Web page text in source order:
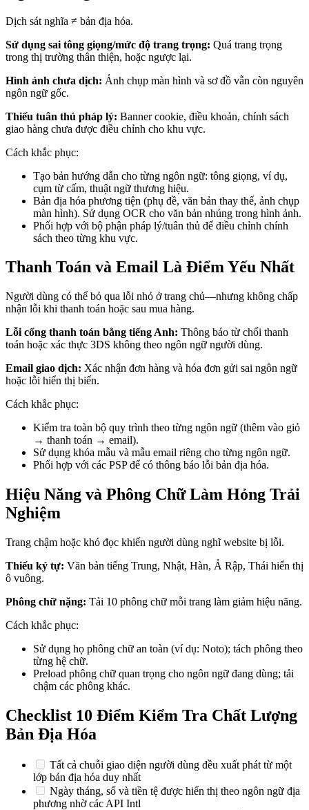
Dịch sát nghĩa ≠ bản địa hóa.
Sử dụng sai tông giọng/mức độ trang trọng: Quá trang trọng
trong thị trường thân thiện, hoặc ngược lại.
Hình ảnh chưa dịch: Ảnh chụp màn hình và sơ đồ vẫn còn nguyên
ngôn ngữ gốc.
Thiếu tuân thủ pháp lý: Banner cookie, điều khoản, chính sách
giao hàng chưa được điều chỉnh cho khu vực.
Cách khắc phục:
Tạo bản hướng dẫn cho từng ngôn ngữ: tông giọng, ví dụ,
cụm từ cấm, thuật ngữ thương hiệu.
Bản địa hóa phương tiện (phụ đề, văn bản thay thế, ảnh chụp
màn hình). Sử dụng OCR cho văn bản nhúng trong hình ảnh.
Phối hợp với bộ phận pháp lý/tuân thủ để điều chỉnh chính
sách theo từng khu vực.
Thanh Toán và Email Là Điểm Yếu Nhất
Người dùng có thể bỏ qua lỗi nhỏ ở trang chủ—nhưng không chấp
nhận lỗi khi thanh toán hoặc sau mua hàng.
Lỗi cổng thanh toán bằng tiếng Anh: Thông báo từ chối thanh
toán hoặc xác thực 3DS không theo ngôn ngữ người dùng.
Email giao dịch: Xác nhận đơn hàng và hóa đơn gửi sai ngôn ngữ
hoặc lỗi hiển thị biến.
Cách khắc phục:
Kiểm tra toàn bộ quy trình theo từng ngôn ngữ (thêm vào giỏ
→ thanh toán → email).
Sử dụng khóa mẫu và mẫu email riêng cho từng ngôn ngữ.
Phối hợp với các PSP để có thông báo lỗi bản địa hóa.
Hiệu Năng và Phông Chữ Làm Hỏng Trải
Nghiệm
Trang chậm hoặc khó đọc khiến người dùng nghĩ website bị lỗi.
Thiếu ký tự: Văn bản tiếng Trung, Nhật, Hàn, Ả Rập, Thái hiển thị
ô vuông.
Phông chữ nặng: Tải 10 phông chữ mỗi trang làm giảm hiệu năng.
Cách khắc phục:
Sử dụng họ phông chữ an toàn (ví dụ: Noto); tách phông theo
từng hệ chữ.
Preload phông chữ quan trọng cho ngôn ngữ đang dùng; tải
chậm các phông khác.
Checklist 10 Điểm Kiểm Tra Chất Lượng
Bản Địa Hóa
Tất cả chuỗi giao diện người dùng đều xuất phát từ một
lớp bản địa hóa duy nhất
Ngày tháng, số và tiền tệ được hiển thị theo ngôn ngữ địa
phương nhờ các API Intl